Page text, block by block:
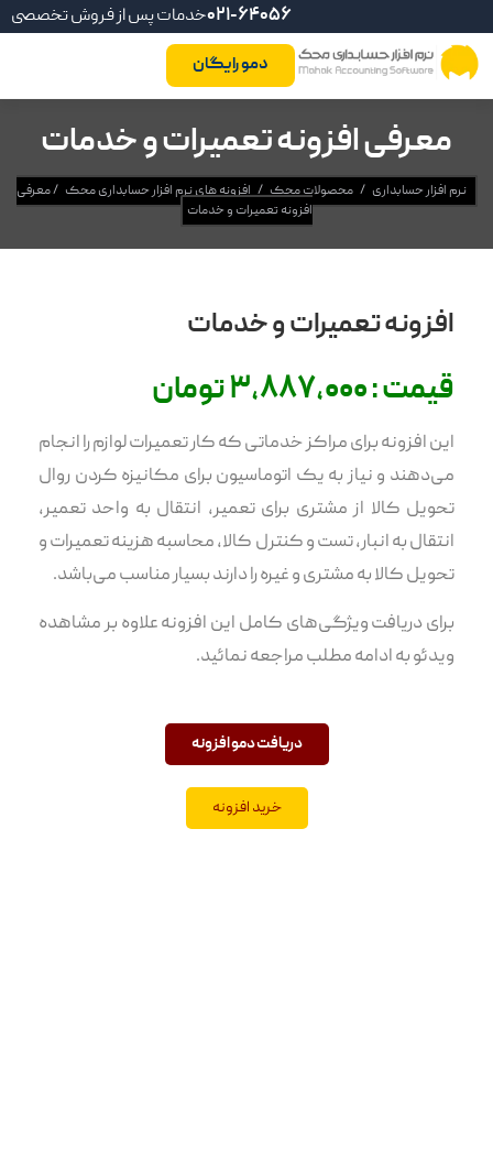
خدمات پس از فروش تخصصی021-64056
دمو رایگان
معرفی افزونه تعمیرات و خدمات
نرم افزار حسابداری / محصولات محک / افزونه های نرم افزار حسابداری محک /معرفی
افزونه تعمیرات و خدمات
افزونه تعمیرات و خدمات
قیمت : 3,887,000 تومان
این افزونه برای مراکز خدماتی که کار تعمیرات لوازم را انجام
می‌دهند و نیاز به یک اتوماسیون برای مکانیزه کردن روال
تحویل کالا از مشتری برای تعمیر، انتقال به واحد تعمیر،
انتقال به انبار، تست و کنترل کالا، محاسبه هزینه تعمیرات و
تحویل کالا به مشتری و غیره را دارند بسیار مناسب می‌باشد.
برای دریافت ویژگی‌های کامل این افزونه علاوه بر مشاهده
ویدئو به ادامه مطلب مراجعه نمائید.
دریافت دمو افزونه
خرید افزونه